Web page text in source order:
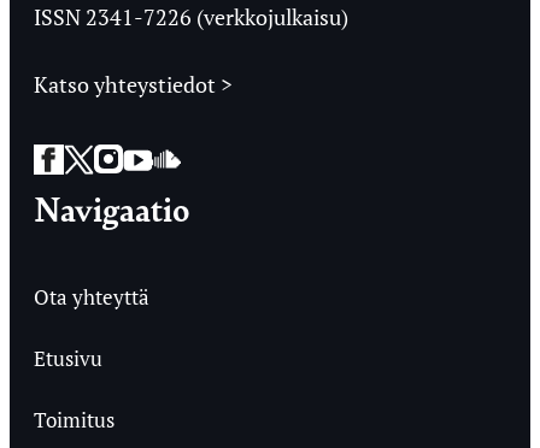
ISSN 2341-7226 (verkkojulkaisu)
Katso yhteystiedot >
Facebook
Twitter
Instagram
YouTube
SoundCloud
Navigaatio
Ota yhteyttä
Etusivu
Toimitus